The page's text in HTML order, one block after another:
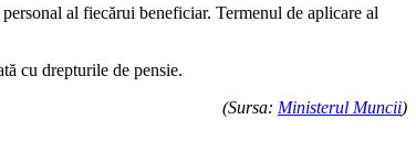
al fiecărui beneficiar. Termenul de aplicare al
cu drepturile de pensie.
(Sursa: Ministerul Muncii)